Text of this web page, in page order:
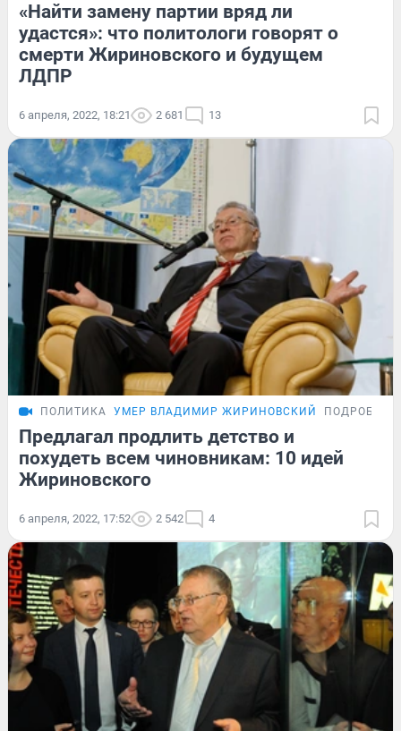
«Найти замену партии вряд ли
удастся»: что политологи говорят о
смерти Жириновского и будущем
ЛДПР
6 апреля, 2022, 18:21 2 681 13
ПОЛИТИКА УМЕР ВЛАДИМИР ЖИРИНОВСКИЙ
Предлагал продлить детство и
похудеть всем чиновникам: 10 идей
Жириновского
6 апреля, 2022, 17:52 2 542 4